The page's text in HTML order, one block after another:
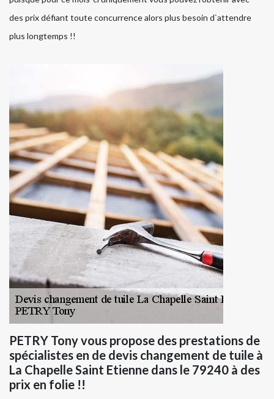
des prix défiant toute concurrence alors plus besoin d`attendre
plus longtemps !!
PETRY Tony vous propose des prestations de
spécialistes en de devis changement de tuile à
La Chapelle Saint Etienne dans le 79240 à des
prix en folie !!